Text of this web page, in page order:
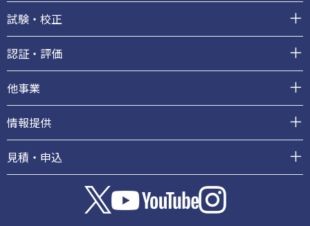
ー
試験・校正
認証・評価
他事業
情報提供
見積・申込